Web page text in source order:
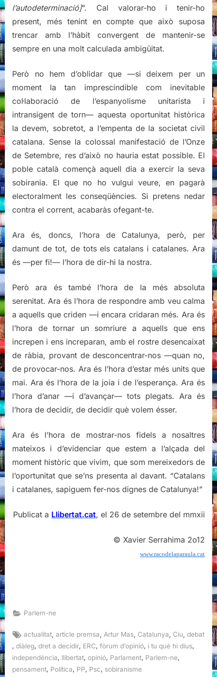
l’autodeterminació]”. Cal valorar-ho i tenir-ho
present, més tenint en compte que això suposa
trencar amb l’hàbit convergent de mantenir-se
sempre en una molt calculada ambigüitat.
Però no hem d’oblidar que —si deixem per un
moment la tan imprescindible com inevitable
col·laboració de l’espanyolisme unitarista i
intransigent de torn— aquesta oportunitat històrica
la devem, sobretot, a l’empenta de la societat civil
catalana. Sense la colossal manifestació de l’Onze
de Setembre, res d’això no hauria estat possible. El
poble català començà aquell dia a exercir la seva
sobirania. El que no ho vulgui veure, en pagarà
electoralment les conseqüències. Si pretens nedar
contra el corrent, acabaràs ofegant-te.
Ara és, doncs, l’hora de Catalunya, però, per
damunt de tot, de tots els catalans i catalanes. Ara
és —per fi!— l’hora de dir-hi la nostra.
Però ara és també l’hora de la més absoluta
serenitat. Ara és l’hora de respondre amb veu calma
a aquells que criden —i encara cridaran més. Ara és
l’hora de tornar un somriure a aquells que ens
increpen i ens increparan, amb el rostre desencaixat
de ràbia, provant de desconcentrar-nos —quan no,
de provocar-nos. Ara és l’hora d’estar més units que
mai. Ara és l’hora de la joia i de l’esperança. Ara és
l’hora d’anar —i d’avançar— tots plegats. Ara és
l’hora de decidir, de decidir què volem ésser.
Ara és l’hora de mostrar-nos fidels a nosaltres
mateixos i d’evidenciar que estem a l’alçada del
moment històric que vivim, que som mereixedors de
l’oportunitat que se’ns presenta al davant. “Catalans
i catalanes, sapiguem fer-nos dignes de Catalunya!”
Publicat a Llibertat.cat, el 26 de setembre del mmxii
© Xavier Serrahima 2o12
www.racodelaparaula.cat
Parlem-ne
Tags:
actualitat ,article premsa Artur Mas Catalunya Ciu ,debat
, diàleg, dret a decidir, ERC, fòrum d’opinió, i tu què hi dius,
independència
llibertat opinió Parlament Parlem-ne
pensament Política PP Psc sobiranisme